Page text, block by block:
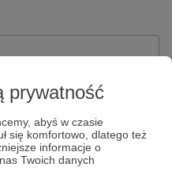
prywatność
abyś w czasie
się komfortowo, dlatego też
informacje o
Twoich danych
oraz
platformie oraz
zautomatyzowanemu
Twoich danych
niepełnoletnich możliwa
formularza "Zgodna na
formularz
Patronite.pl.